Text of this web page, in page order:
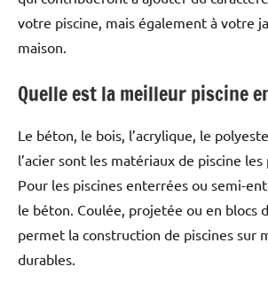
votre piscine, mais également à votre
maison.
Quelle est la meilleur piscine
Le béton, le bois, l’acrylique, le
l’acier sont les matériaux de piscine les
Pour les piscines enterrées ou semi-
le béton. Coulée, projetée ou en blocs
permet la construction de piscines sur
durables.